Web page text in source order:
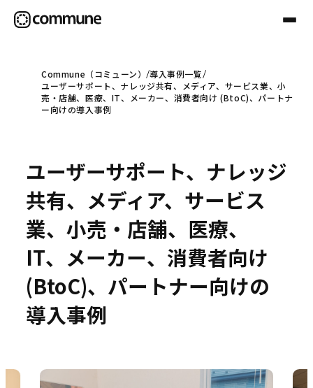
Communeについて
事例
セミナー
お役立ち情報
Commune（コミューン）
導入事例一覧
ユーザーサポート、ナレッジ共有、メディア、サービス業、小
売・店舗、医療、IT、メーカー、消費者向け (BtoC)、パートナ
ー向けの導入事例
ユーザーサポート、ナレッジ
共有、メディア、サービス
業、小売・店舗、医療、
IT、メーカー、消費者向け
(BtoC)、パートナー向けの
導入事例